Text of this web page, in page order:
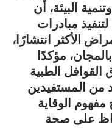
البيئة، أن
مبادرات
الأكثر انتشارًا،
مؤكدًا
الطبية
من المستفيدين
الوقاية
على صحة